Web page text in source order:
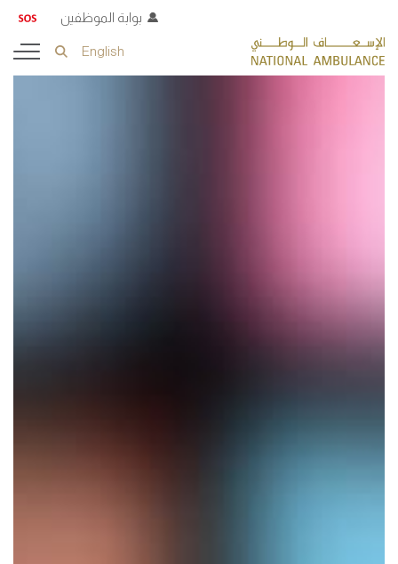
بوابة الموظفين
English